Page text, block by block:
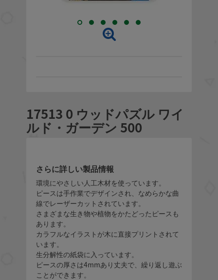
17513 0 ウッドパズル ワイ
ルド・ガーデン 500
さらに詳しい製品情報
環境にやさしい人工木材を使っています。
ピースは手作業でデザインされ、なめらかな曲
線でレーザーカットされています。
さまざまな生き物や植物をかたどったピースも
あります。
カラフルなイラストが木に直接プリントされて
います。
生分解性の紙袋に入っています。
ピースの厚さは4mmあり丈夫で、繰り返し遊ぶ
ことができます。